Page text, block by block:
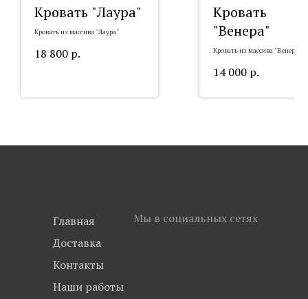
Кровать "Лаура"
Кровать из массива "Лаура"
18 800 р.
Кровать
"Венера"
Кровать из массива "Венера"
14 000 р.
Главная
Доставка
Контакты
Наши работы
Мы в социальных сетях